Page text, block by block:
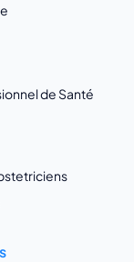
de Santé